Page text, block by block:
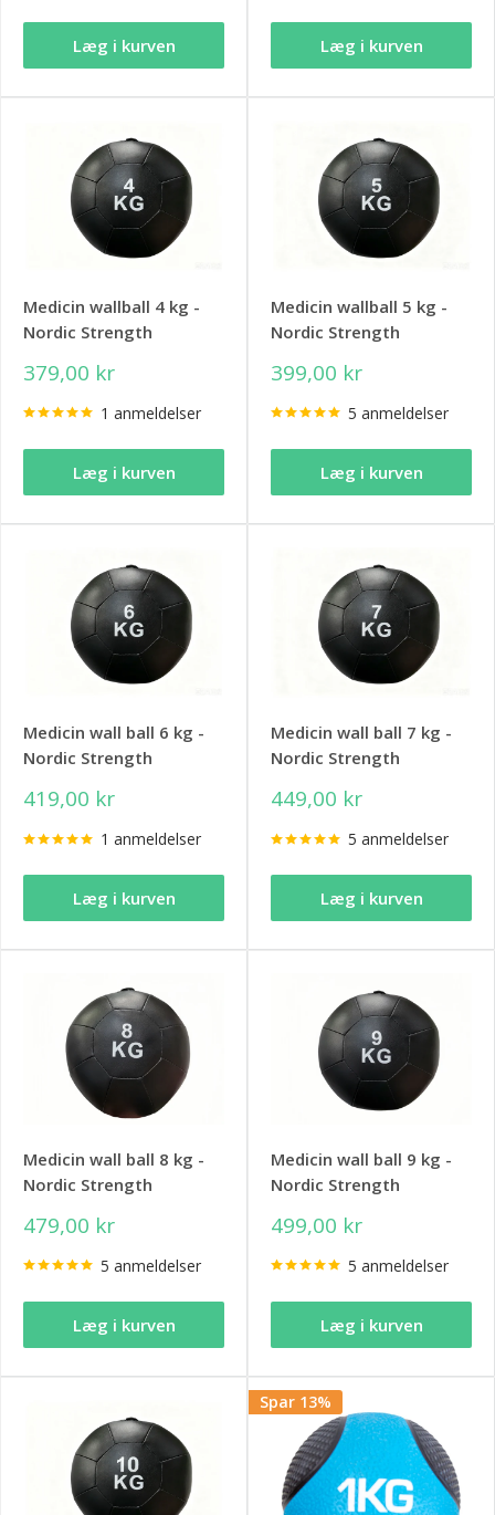
Læg i kurven Læg i kurven
Medicin wallball 4 kg -
Nordic Strength
379,00 kr
1 anmeldelser
Læg i kurven
Medicin wallball 5 kg -
Nordic Strength
399,00 kr
5 anmeldelser
Læg i kurven
Medicin wall ball 6 kg -
Nordic Strength
419,00 kr
1 anmeldelser
Læg i kurven
Medicin wall ball 7 kg -
Nordic Strength
449,00 kr
5 anmeldelser
Læg i kurven
Medicin wall ball 8 kg -
Nordic Strength
479,00 kr
5 anmeldelser
Læg i kurven
Medicin wall ball 9 kg -
Nordic Strength
499,00 kr
5 anmeldelser
Læg i kurven
Spar 13%